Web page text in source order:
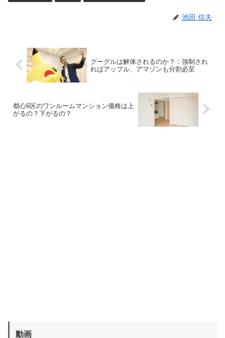
池田 信夫
グーグルは解体されるのか？：強制され
ればアップル、アマゾンも分割必至
都心6区のワンルームマンション価格は上
がるの？下がるの？
動画